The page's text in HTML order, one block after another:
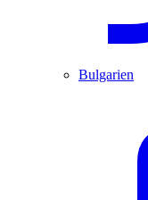
Bulgarien